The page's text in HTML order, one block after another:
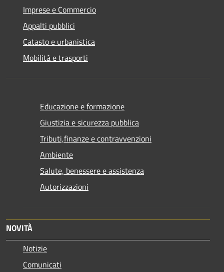
Imprese e Commercio
Appalti pubblici
Catasto e urbanistica
Mobilità e trasporti
Educazione e formazione
Giustizia e sicurezza pubblica
Tributi,finanze e contravvenzioni
Ambiente
Salute, benessere e assistenza
Autorizzazioni
NOVITÀ
Notizie
Comunicati